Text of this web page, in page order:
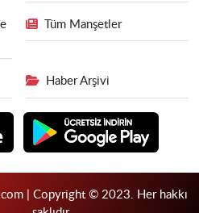
Tüm Manşetler
Haber Arşivi
| Copyright © 2023. Her hakkı